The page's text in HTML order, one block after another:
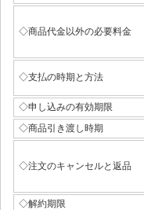
◇商品代金以外の必要料金
◇支払の時期と方法
◇申し込みの有効期限
◇商品引き渡し時期
◇注文のキャンセルと返品
◇解約期限